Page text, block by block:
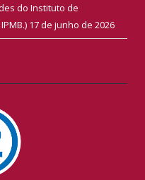
do Instituto de
17 de junho de 2026